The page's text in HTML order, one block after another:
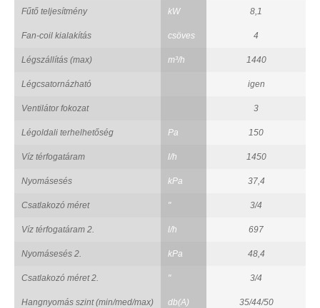
Fűtő teljesítmény kW 8,1
Fan-coil kialakítás csöves 4
Légszállítás (max) m³/h 1440
Légcsatornázható igen
Ventilátor fokozat 3
Légoldali terhelhetőség Pa 150
Víz térfogatáram l/h 1450
Nyomásesés kPa 37,4
Csatlakozó méret " 3/4
Víz térfogatáram 2. l/h 697
Nyomásesés 2. kPa 48,4
Csatlakozó méret 2. " 3/4
Hangnyomás szint (min/med/max) db(A) 35/44/50